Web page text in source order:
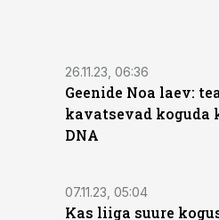
26.11.23, 06:36
Geenide Noa laev:
kavatsevad
DNA
07.11.23, 05:04
Kas liiga suure